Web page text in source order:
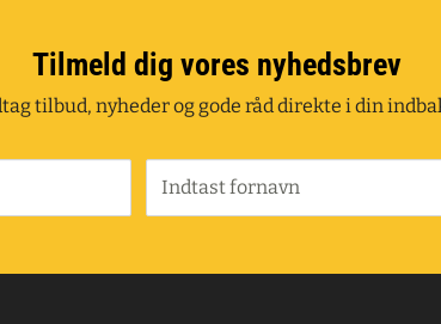
Tilmeld dig vores nyhedsbrev
tilbud, nyheder og gode råd direkte i din
Indtast fornavn